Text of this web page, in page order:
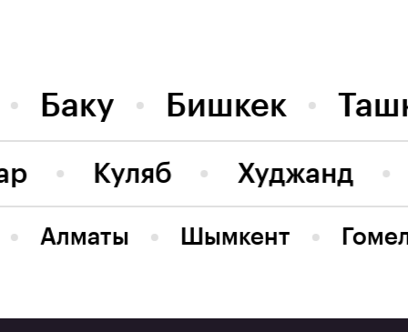
Баку Бишкек
Худжанд
Куляб
Алматы Шымкент